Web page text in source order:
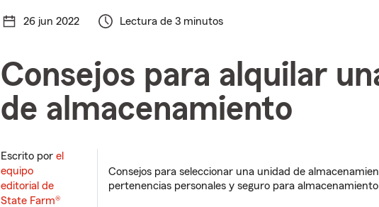
26 jun 2022 Lectura de 3 minutos
Consejos para alquilar
de almacenamiento
Escrito por el
equipo
editorial de
State Farm®
Consejos para seleccionar una unidad de
pertenencias personales y seguro para